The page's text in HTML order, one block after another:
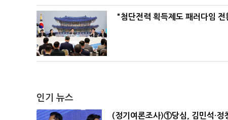
"첨단전력 획득제도 패러다임
인기 뉴스
(정기여론조사)①당심, 김민석·